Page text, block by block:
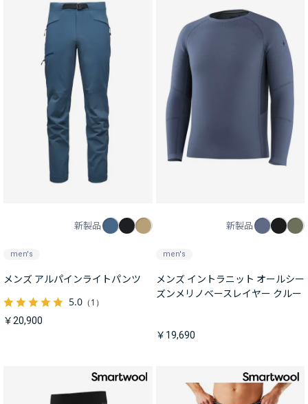
新製品
men's
メンズ アルパインライトパンツ
5.0 （1）
￥20,900
新製品
men's
メンズ イントラニット オールシー
ズンメリノベースレイヤー クルー
￥19,690